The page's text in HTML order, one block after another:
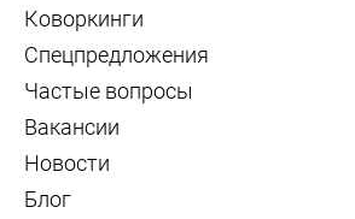
Коворкинги
Спецпредложения
Частые вопросы
Вакансии
Новости
Блог